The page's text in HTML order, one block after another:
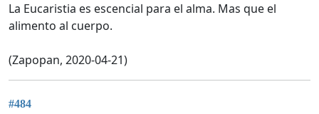
La Eucaristia es escencial para el alma. Mas que el
alimento al cuerpo.
(Zapopan, 2020-04-21)
#484